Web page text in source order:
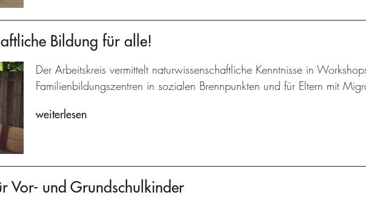
Bildung für alle!
Der Arbeitskreis vermittelt naturwissenschaftliche Kenntnisse in
Familienbildungszentren in sozialen Brennpunkten und für Eltern mit
weiterlesen
Vor- und Grundschulkinder